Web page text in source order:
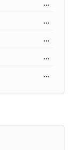
...
...
...
...
...